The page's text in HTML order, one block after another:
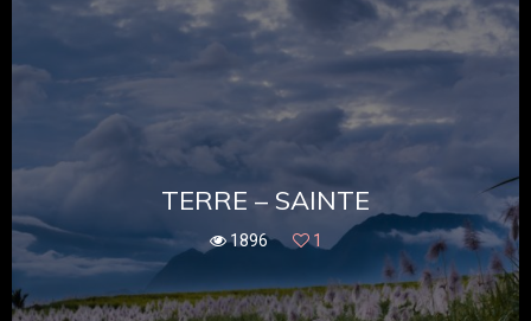
TERRE – SAINTE
1896 1